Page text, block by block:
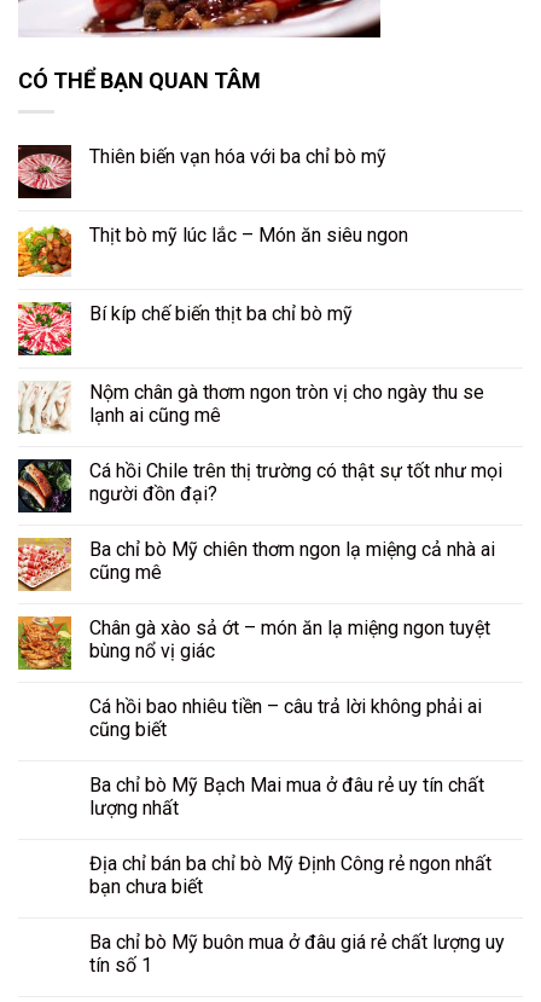
CÓ THỂ BẠN QUAN TÂM
Thiên biến vạn hóa với ba chỉ bò mỹ
Thịt bò mỹ lúc lắc – Món ăn siêu ngon
Bí kíp chế biến thịt ba chỉ bò mỹ
Nộm chân gà thơm ngon tròn vị cho ngày thu se
lạnh ai cũng mê
Cá hồi Chile trên thị trường có thật sự tốt như mọi
người đồn đại?
Ba chỉ bò Mỹ chiên thơm ngon lạ miệng cả nhà ai
cũng mê
Chân gà xào sả ớt – món ăn lạ miệng ngon tuyệt
bùng nổ vị giác
Cá hồi bao nhiêu tiền – câu trả lời không phải ai
cũng biết
Ba chỉ bò Mỹ Bạch Mai mua ở đâu rẻ uy tín chất
lượng nhất
Địa chỉ bán ba chỉ bò Mỹ Định Công rẻ ngon nhất
bạn chưa biết
Ba chỉ bò Mỹ buôn mua ở đâu giá rẻ chất lượng uy
tín số 1